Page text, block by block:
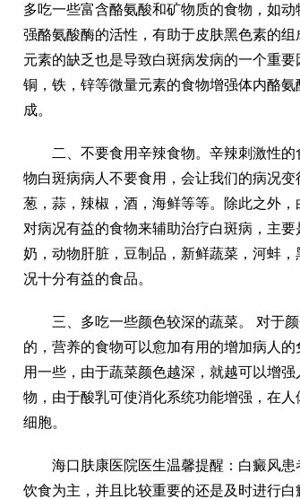
多吃一些富含酪氨酸和矿物质的食物，如
强酪氨酸酶的活性，有助于皮肤黑色素的
元素的缺乏也是导致白斑病发病的一个重
铜，铁，锌等微量元素的食物增强体内酪
成。
二、不要食用辛辣食物。辛辣刺激性的
物白斑病病人不要食用，会让我们的病况
葱，蒜，辣椒，酒，海鲜等等。除此之外
对病况有益的食物来辅助治疗白斑病，主
奶，动物肝脏，豆制品，新鲜蔬菜，河蚌
况十分有益的食品。
三、多吃一些颜色较深的蔬菜。 对于颜
的，营养的食物可以愈加有用的增加病人
用一些，由于蔬菜颜色越深，就越可以增
物，由于酸乳可使消化系统功能增强，在
细胞。
海口肤康医院医生温馨提醒：白癜风患
饮食为主，并且比较重要的还是及时进行